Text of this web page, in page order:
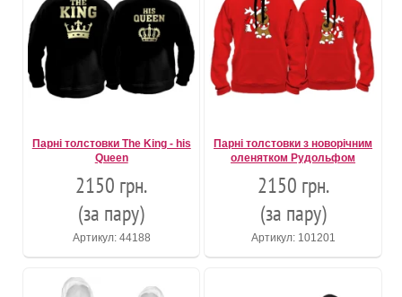
Парні толстовки The King - his
Queen
2150 грн.
(за пару)
Артикул: 44188
Парні толстовки з новорічним
оленятком Рудольфом
2150 грн.
(за пару)
Артикул: 101201